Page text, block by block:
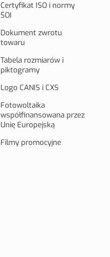
Certyfikat ISO i normy
ŚOI
Dokument zwrotu
towaru
Tabela rozmiarów i
piktogramy
Logo CANIS i CXS
Fotowoltaika
współfinansowana przez
Unię Europejską
Filmy promocyjne